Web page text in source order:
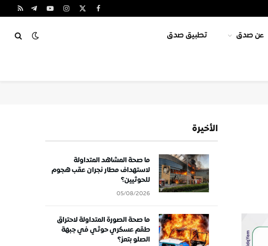
فيسبوك
X
الانستغراميوتيوبتيلقرامRSS
عن صدق تطبيق صدق
الأخيرة
ما صحة المشاهد المتداولة
لاستهداف مطار نجران عقب هجوم
للحوثيين؟
05/08/2026
ما صحة الصورة المتداولة لاحتراق
طقم عسكري حوثي في جبهة
الصلو بتعز؟